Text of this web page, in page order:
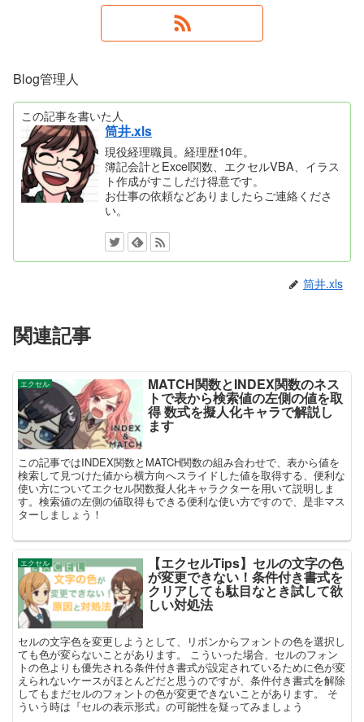
Blog管理人
この記事を書いた人
筒井.xls
現役経理職員。経理歴10年。
簿記会計とExcel関数、エクセルVBA、イラス
ト作成がすこしだけ得意です。
お仕事の依頼などありましたらご連絡くださ
い。
筒井.xls
関連記事
エクセル MATCH関数とINDEX関数のネス
トで表から検索値の左側の値を取
得 数式を擬人化キャラで解説し
ます
この記事ではINDEX関数とMATCH関数の組み合わせで、表から値を
検索して見つけた値から横方向へスライドした値を取得する、便利な
使い方についてエクセル関数擬人化キャラクターを用いて説明しま
す。検索値の左側の値取得もできる便利な使い方ですので、是非マス
ターしましょう！
エクセル 【エクセルTips】セルの文字の色
が変更できない！条件付き書式を
クリアしても駄目なとき試して欲
しい対処法
セルの文字色を変更しようとして、リボンからフォントの色を選択し
ても色が変らないことがあります。 こういった場合、セルのフォン
トの色よりも優先される条件付き書式が設定されているために色が変
えられないケースがほとんどだと思うのですが、条件付き書式を解除
してもまだセルのフォントの色が変更できないことがあります。 そ
ういう時は『セルの表示形式』の可能性を疑ってみましょう